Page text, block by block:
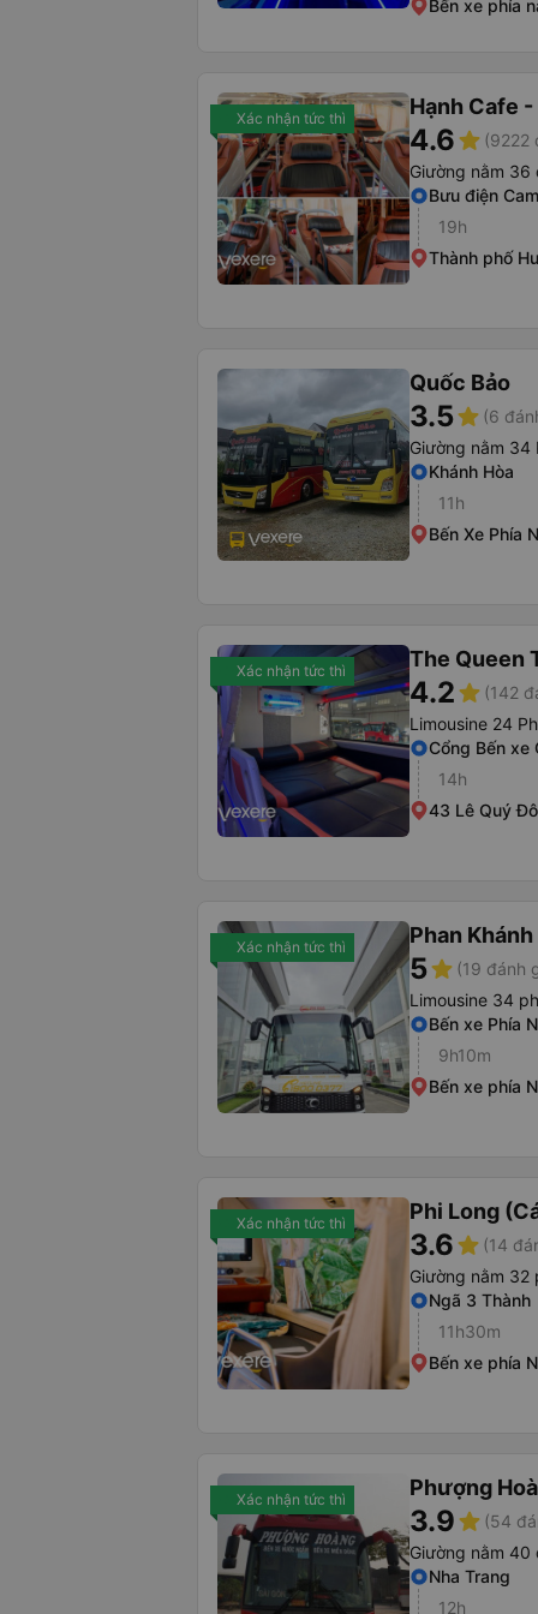
Bến xe phía
Xác nhận tức thì Hạnh Cafe
4.6star (9222
Giường nằm 36
Bưu điện Cam
19h
Thành phố
Quốc Bảo
3.5star (6
Giường nằm 34
Khánh Hòa
11h
Bến Xe Phía
Xác nhận tức thì The Queen
4.2star (142
Limousine 24
Cổng Bến xe
14h
43 Lê Quý
Xác nhận tức thì Phan Khánh
5star (19 đánh
Limousine 34
Bến xe Phía
9h10m
Bến xe phía
Xác nhận tức thì Phi Long
3.6star (14
Giường nằm 32
Ngã 3 Thành
11h30m
Bến xe phía
Xác nhận tức thì Phượng
3.9star (54
Giường nằm 40
Nha Trang
12h